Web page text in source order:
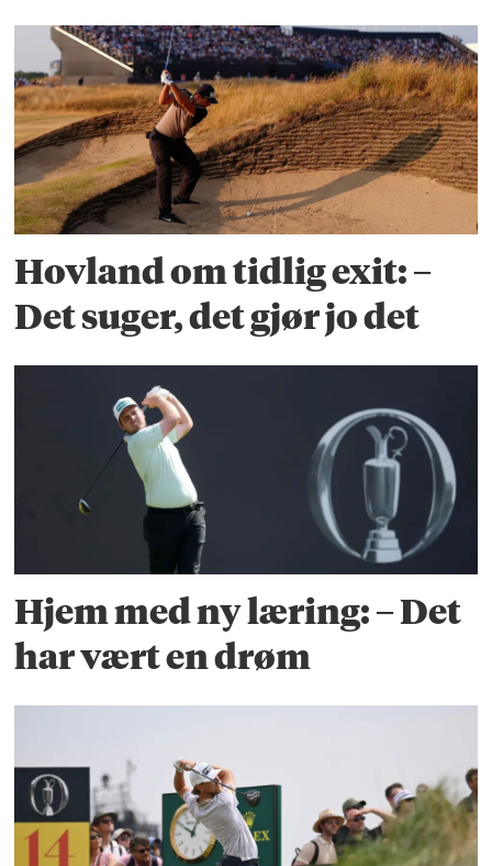
Hovland om tidlig exit: –
Det suger, det gjør jo det
Hjem med ny læring: – Det
har vært en drøm